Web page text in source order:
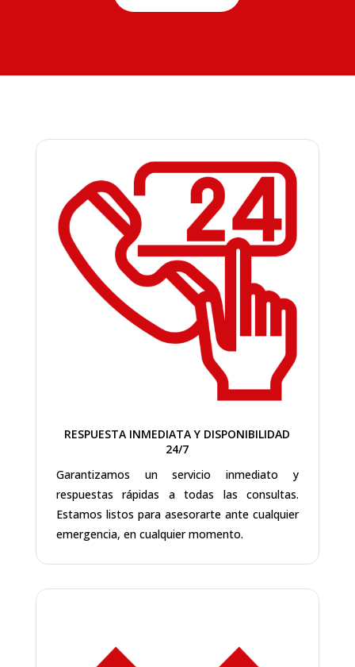
RESPUESTA INMEDIATA Y DISPONIBILIDAD
24/7
Garantizamos un servicio inmediato y
respuestas rápidas a todas las consultas.
Estamos listos para asesorarte ante cualquier
emergencia, en cualquier momento.